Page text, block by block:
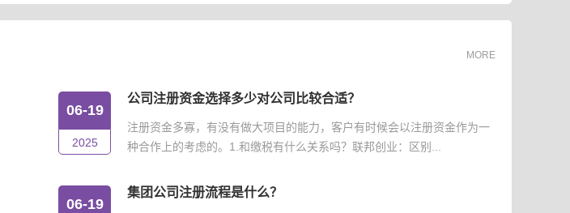
MORE
06-19
2025
公司注册资金选择多少对公司比较合适？
注册资金多寡，有没有做大项目的能力，客户有时候会以注册资金作为一
种合作上的考虑的。1.和缴税有什么关系吗？联邦创业：区别...
06-19
集团公司注册流程是什么？